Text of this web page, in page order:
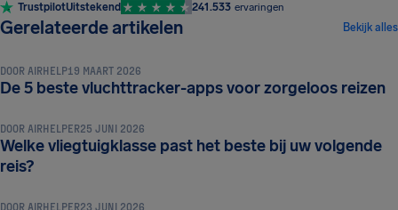
TrustpilotUitstekend 241.533 ervaringen
Gerelateerde artikelen Bekijk alles
REISTIPS EN TRICKS
DOOR AIRHELP19 MAART 2026
De 5 beste vluchttracker-apps voor zorgeloos reizen
DOOR AIRHELPER25 JUNI 2026
Welke vliegtuigklasse past het beste bij uw volgende
reis?
REISTIPS EN TRICKS
DOOR AIRHELPER23 JUNI 2026